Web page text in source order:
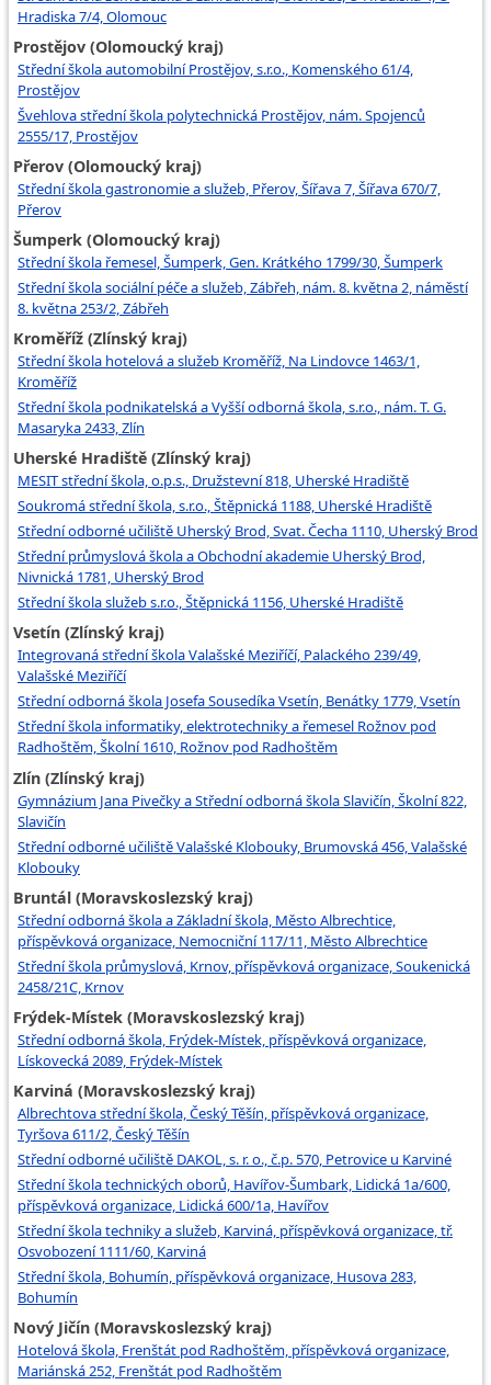
Hradiska 7/4, Olomouc
Prostějov (Olomoucký kraj)
Střední škola automobilní Prostějov, s.r.o., Komenského 61/4,
Prostějov
Švehlova střední škola polytechnická Prostějov, nám. Spojenců
2555/17, Prostějov
Přerov (Olomoucký kraj)
Střední škola gastronomie a služeb, Přerov, Šířava 7, Šířava 670/7,
Přerov
Šumperk (Olomoucký kraj)
Střední škola řemesel, Šumperk, Gen. Krátkého 1799/30, Šumperk
Střední škola sociální péče a služeb, Zábřeh, nám. 8. května 2, náměstí
8. května 253/2, Zábřeh
Kroměříž (Zlínský kraj)
Střední škola hotelová a služeb Kroměříž, Na Lindovce 1463/1,
Kroměříž
Střední škola podnikatelská a Vyšší odborná škola, s.r.o., nám. T. G.
Masaryka 2433, Zlín
Uherské Hradiště (Zlínský kraj)
MESIT střední škola, o.p.s., Družstevní 818, Uherské Hradiště
Soukromá střední škola, s.r.o., Štěpnická 1188, Uherské Hradiště
Střední odborné učiliště Uherský Brod, Svat. Čecha 1110, Uherský Brod
Střední průmyslová škola a Obchodní akademie Uherský Brod,
Nivnická 1781, Uherský Brod
Střední škola služeb s.r.o., Štěpnická 1156, Uherské Hradiště
Vsetín (Zlínský kraj)
Integrovaná střední škola Valašské Meziříčí, Palackého 239/49,
Valašské Meziříčí
Střední odborná škola Josefa Sousedíka Vsetín, Benátky 1779, Vsetín
Střední škola informatiky, elektrotechniky a řemesel Rožnov pod
Radhoštěm, Školní 1610, Rožnov pod Radhoštěm
Zlín (Zlínský kraj)
Gymnázium Jana Pivečky a Střední odborná škola Slavičín, Školní 822,
Slavičín
Střední odborné učiliště Valašské Klobouky, Brumovská 456, Valašské
Klobouky
Bruntál (Moravskoslezský kraj)
Střední odborná škola a Základní škola, Město Albrechtice,
příspěvková organizace, Nemocniční 117/11, Město Albrechtice
Střední škola průmyslová, Krnov, příspěvková organizace, Soukenická
2458/21C, Krnov
Frýdek-Místek (Moravskoslezský kraj)
Střední odborná škola, Frýdek-Místek, příspěvková organizace,
Lískovecká 2089, Frýdek-Místek
Karviná (Moravskoslezský kraj)
Albrechtova střední škola, Český Těšín, příspěvková organizace,
Tyršova 611/2, Český Těšín
Střední odborné učiliště DAKOL, s. r. o., č.p. 570, Petrovice u Karviné
Střední škola technických oborů, Havířov-Šumbark, Lidická 1a/600,
příspěvková organizace, Lidická 600/1a, Havířov
Střední škola techniky a služeb, Karviná, příspěvková organizace, tř.
Osvobození 1111/60, Karviná
Střední škola, Bohumín, příspěvková organizace, Husova 283,
Bohumín
Nový Jičín (Moravskoslezský kraj)
Hotelová škola, Frenštát pod Radhoštěm, příspěvková organizace,
Mariánská 252, Frenštát pod Radhoštěm